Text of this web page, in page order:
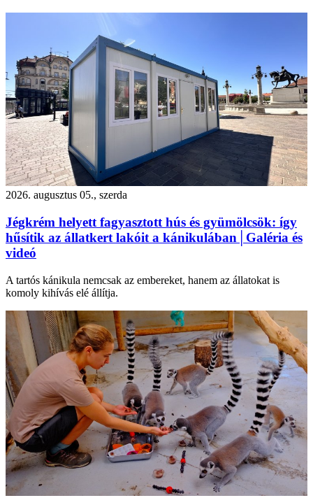
2026. augusztus 05., szerda
Jégkrém helyett fagyasztott hús és gyümölcsök: így
hűsítik az állatkert lakóit a kánikulában│Galéria és
videó
A tartós kánikula nemcsak az embereket, hanem az állatokat is
komoly kihívás elé állítja.